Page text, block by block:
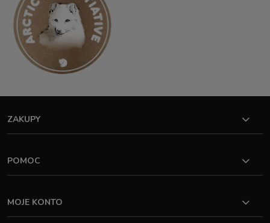
ZAKUPY
POMOC
MOJE KONTO